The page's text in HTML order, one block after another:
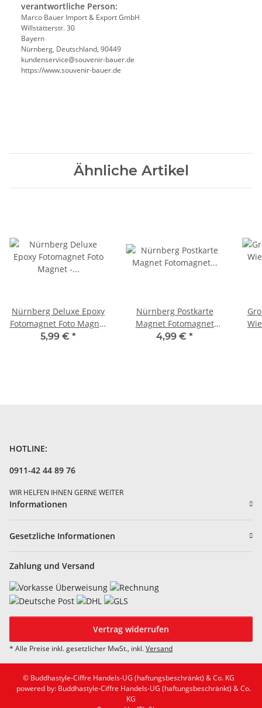
verantwortliche Person:
Marco Bauer Import & Export GmbH
Willstätterstr. 30
Bayern
Nürnberg, Deutschland, 90449
kundenservice@souvenir-bauer.de
https://www.souvenir-bauer.de
Ähnliche Artikel
Nürnberg Deluxe Epoxy
Fotomagnet Foto Magnet
- Albrecht Dürer Rot
5,99 € *
Nürnberg Postkarte
Magnet Fotomagnet
Kühlschrank
4,99 € *
HOTLINE:
0911-42 44 89 76
WIR HELFEN IHNEN GERNE WEITER
Informationen
Gesetzliche Informationen
Zahlung und Versand
Vertrag widerrufen
* Alle Preise inkl. gesetzlicher MwSt., inkl.Versand
© Buddhastyle-Ciffre Handels-UG (haftungsbeschränkt) & Co. KG
powered by: Buddhastyle-Ciffre Handels-UG (haftungsbeschränkt) & Co.
KG